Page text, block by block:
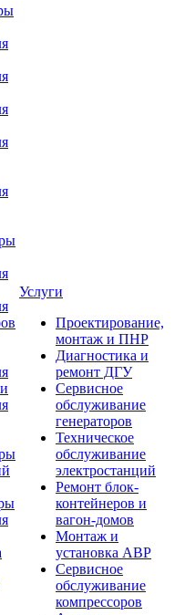
Услуги
Проектирование,
монтаж и ПНР
Диагностика и
ремонт ДГУ
Сервисное
обслуживание
генераторов
Техническое
обслуживание
электростанций
Ремонт блок-
контейнеров и
вагон-домов
Монтаж и
установка АВР
Сервисное
обслуживание
компрессоров